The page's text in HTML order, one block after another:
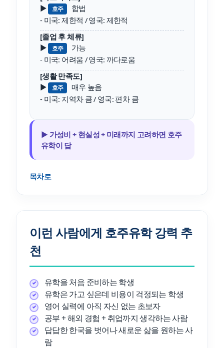
▶
호주
합법
- 미국: 제한적 / 영국: 제한적
[졸업 후 체류]
▶
호주
가능
- 미국: 어려움 / 영국: 까다로움
[생활 만족도]
▶
호주
매우 높음
- 미국: 지역차 큼 / 영국: 편차 큼
▶ 가성비 + 현실성 + 미래까지 고려하면 호주
유학이 답
목차로
이런 사람에게 호주유학 강력 추
천
유학을 처음 준비하는 학생
유학은 가고 싶은데 비용이 걱정되는 학생
영어 실력에 아직 자신 없는 초보자
공부 + 해외 경험 + 취업까지 생각하는 사람
답답한 한국을 벗어나 새로운 삶을 원하는 사
람